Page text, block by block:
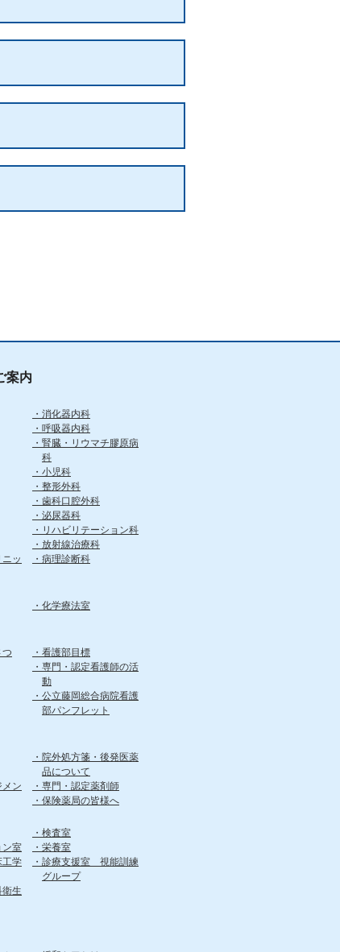
案内
消化器内科
呼吸器内科
腎臓・リウマチ膠原病
科
小児科
整形外科
歯科口腔外科
泌尿器科
リハビリテーション科
放射線治療科
ッ
病理診断科
化学療法室
つ
看護部目標
専門・認定看護師の活
動
公立藤岡総合病院看護
部パンフレット
院外処方箋・後発医薬
品について
ン
専門・認定薬剤師
保険薬局の皆様へ
検査室
ン室
栄養室
学
診療支援室 視能訓練
グループ
生